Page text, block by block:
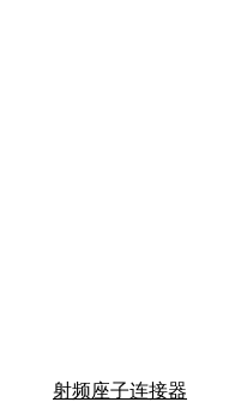
射频座子连接器
地址：深圳市南山区后海